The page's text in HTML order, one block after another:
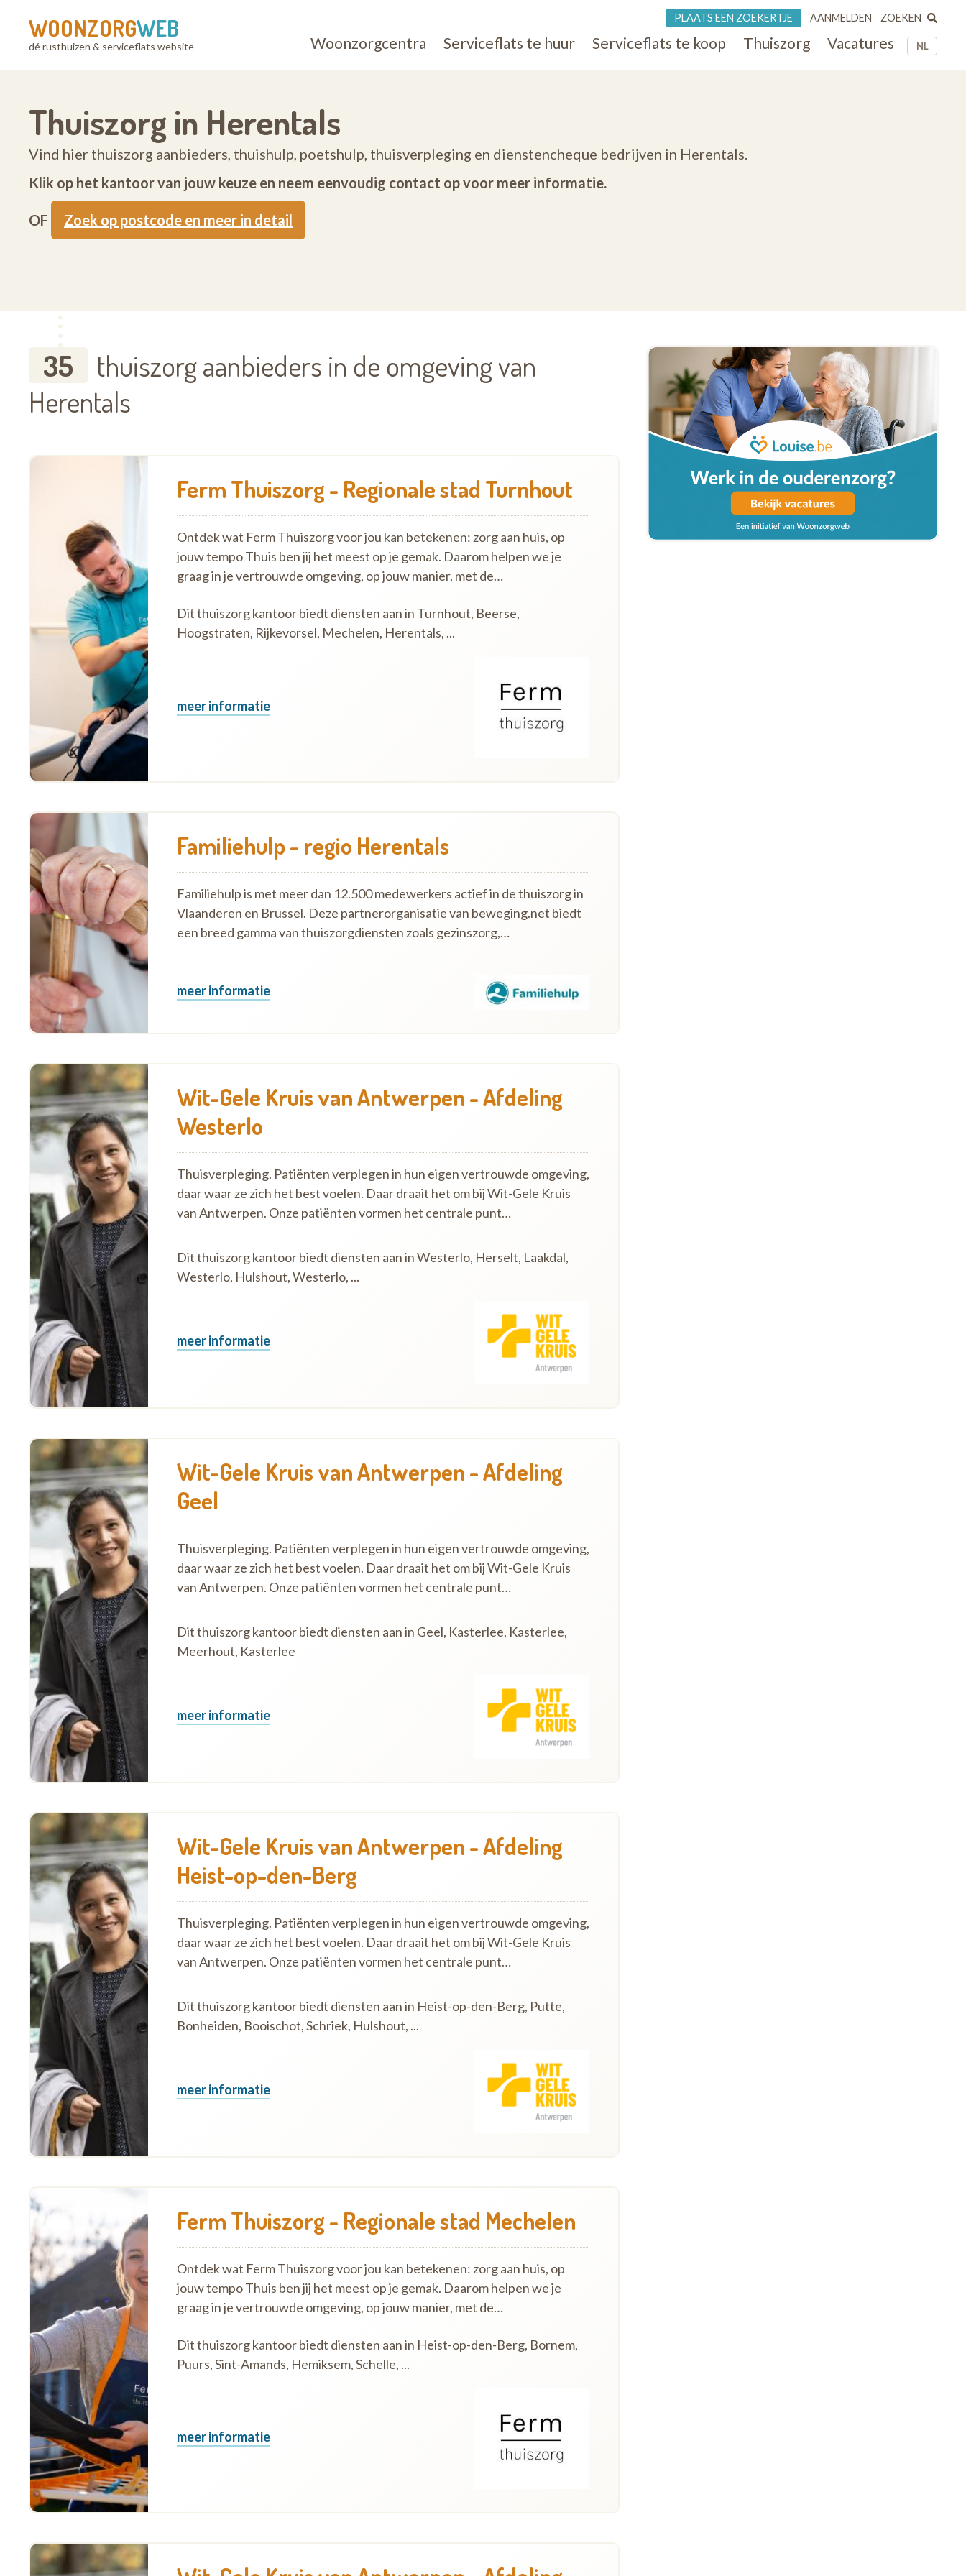
WOONZORGWEB
dé rusthuizen & serviceflats website NL
Woonzorgcentra Serviceflats te huur Serviceflats te koop Thuiszorg Vacatures
PLAATS EEN ZOEKERTJE AANMELDEN ZOEKEN
Thuiszorg in Herentals
Vind hier thuiszorg aanbieders, thuishulp, poetshulp, thuisverpleging en dienstencheque bedrijven in Herentals.
Klik op het kantoor van jouw keuze en neem eenvoudig contact op voor meer informatie.
OF Zoek op postcode en meer in detail
35
thuiszorg aanbieders in de omgeving van
Herentals
Ferm Thuiszorg - Regionale stad Turnhout
Ontdek wat Ferm Thuiszorg voor jou kan betekenen: zorg aan huis, op
jouw tempo Thuis ben jij het meest op je gemak. Daarom helpen we je
graag in je vertrouwde omgeving, op jouw manier, met de…
Dit thuiszorg kantoor biedt diensten aan in Turnhout, Beerse,
Hoogstraten, Rijkevorsel, Mechelen, Herentals, ...
meer informatie
Familiehulp - regio Herentals
Familiehulp is met meer dan 12.500 medewerkers actief in de thuiszorg in
Vlaanderen en Brussel. Deze partnerorganisatie van beweging.net biedt
een breed gamma van thuiszorgdiensten zoals gezinszorg,…
meer informatie
Wit-Gele Kruis van Antwerpen - Afdeling
Westerlo
Thuisverpleging. Patiënten verplegen in hun eigen vertrouwde omgeving,
daar waar ze zich het best voelen. Daar draait het om bij Wit-Gele Kruis
van Antwerpen. Onze patiënten vormen het centrale punt…
Dit thuiszorg kantoor biedt diensten aan in Westerlo, Herselt, Laakdal,
Westerlo, Hulshout, Westerlo, ...
meer informatie
Wit-Gele Kruis van Antwerpen - Afdeling
Geel
Thuisverpleging. Patiënten verplegen in hun eigen vertrouwde omgeving,
daar waar ze zich het best voelen. Daar draait het om bij Wit-Gele Kruis
van Antwerpen. Onze patiënten vormen het centrale punt…
Dit thuiszorg kantoor biedt diensten aan in Geel, Kasterlee, Kasterlee,
Meerhout, Kasterlee
meer informatie
Wit-Gele Kruis van Antwerpen - Afdeling
Heist-op-den-Berg
Thuisverpleging. Patiënten verplegen in hun eigen vertrouwde omgeving,
daar waar ze zich het best voelen. Daar draait het om bij Wit-Gele Kruis
van Antwerpen. Onze patiënten vormen het centrale punt…
Dit thuiszorg kantoor biedt diensten aan in Heist-op-den-Berg, Putte,
Bonheiden, Booischot, Schriek, Hulshout, ...
meer informatie
Ferm Thuiszorg - Regionale stad Mechelen
Ontdek wat Ferm Thuiszorg voor jou kan betekenen: zorg aan huis, op
jouw tempo Thuis ben jij het meest op je gemak. Daarom helpen we je
graag in je vertrouwde omgeving, op jouw manier, met de…
Dit thuiszorg kantoor biedt diensten aan in Heist-op-den-Berg, Bornem,
Puurs, Sint-Amands, Hemiksem, Schelle, ...
meer informatie